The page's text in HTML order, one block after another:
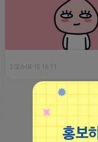
홍보
2026-04-15 16:11